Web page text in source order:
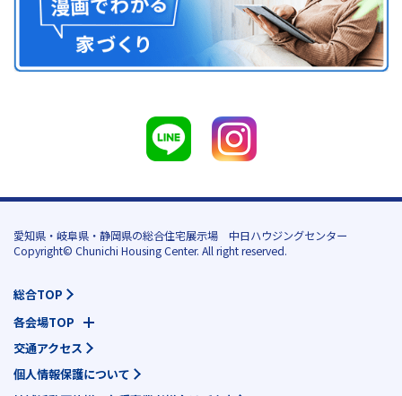
愛知県・岐阜県・静岡県の総合住宅展示場 中日ハウジングセンター
Copyright© Chunichi Housing Center. All right reserved.
総合TOP
各会場TOP
交通アクセス
個人情報保護について